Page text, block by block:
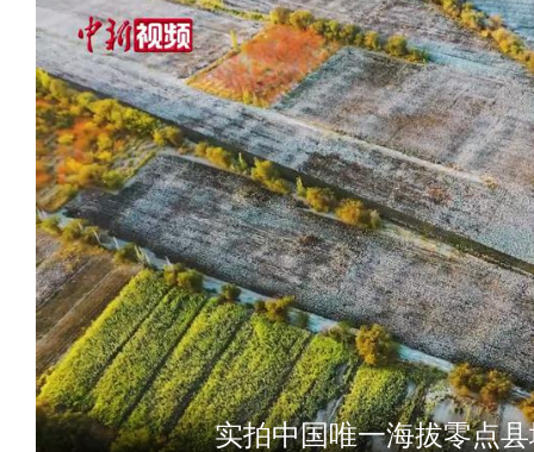
实拍中国唯一海拔零点